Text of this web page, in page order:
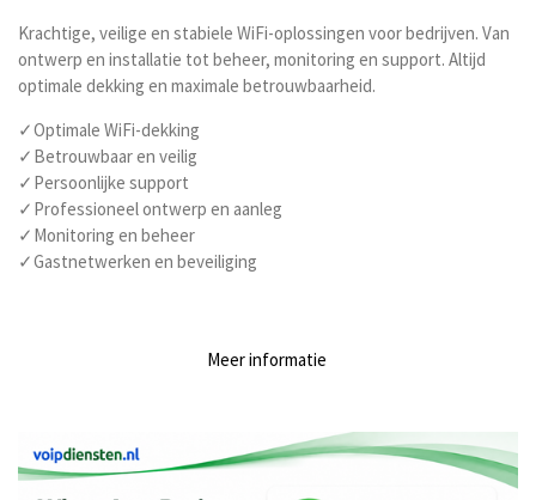
Krachtige, veilige en stabiele WiFi-oplossingen voor bedrijven. Van
ontwerp en installatie tot beheer, monitoring en support. Altijd
optimale dekking en maximale betrouwbaarheid.
✓Optimale WiFi-dekking
✓Betrouwbaar en veilig
✓Persoonlijke support
✓Professioneel ontwerp en aanleg
✓Monitoring en beheer
✓Gastnetwerken en beveiliging
Meer informatie